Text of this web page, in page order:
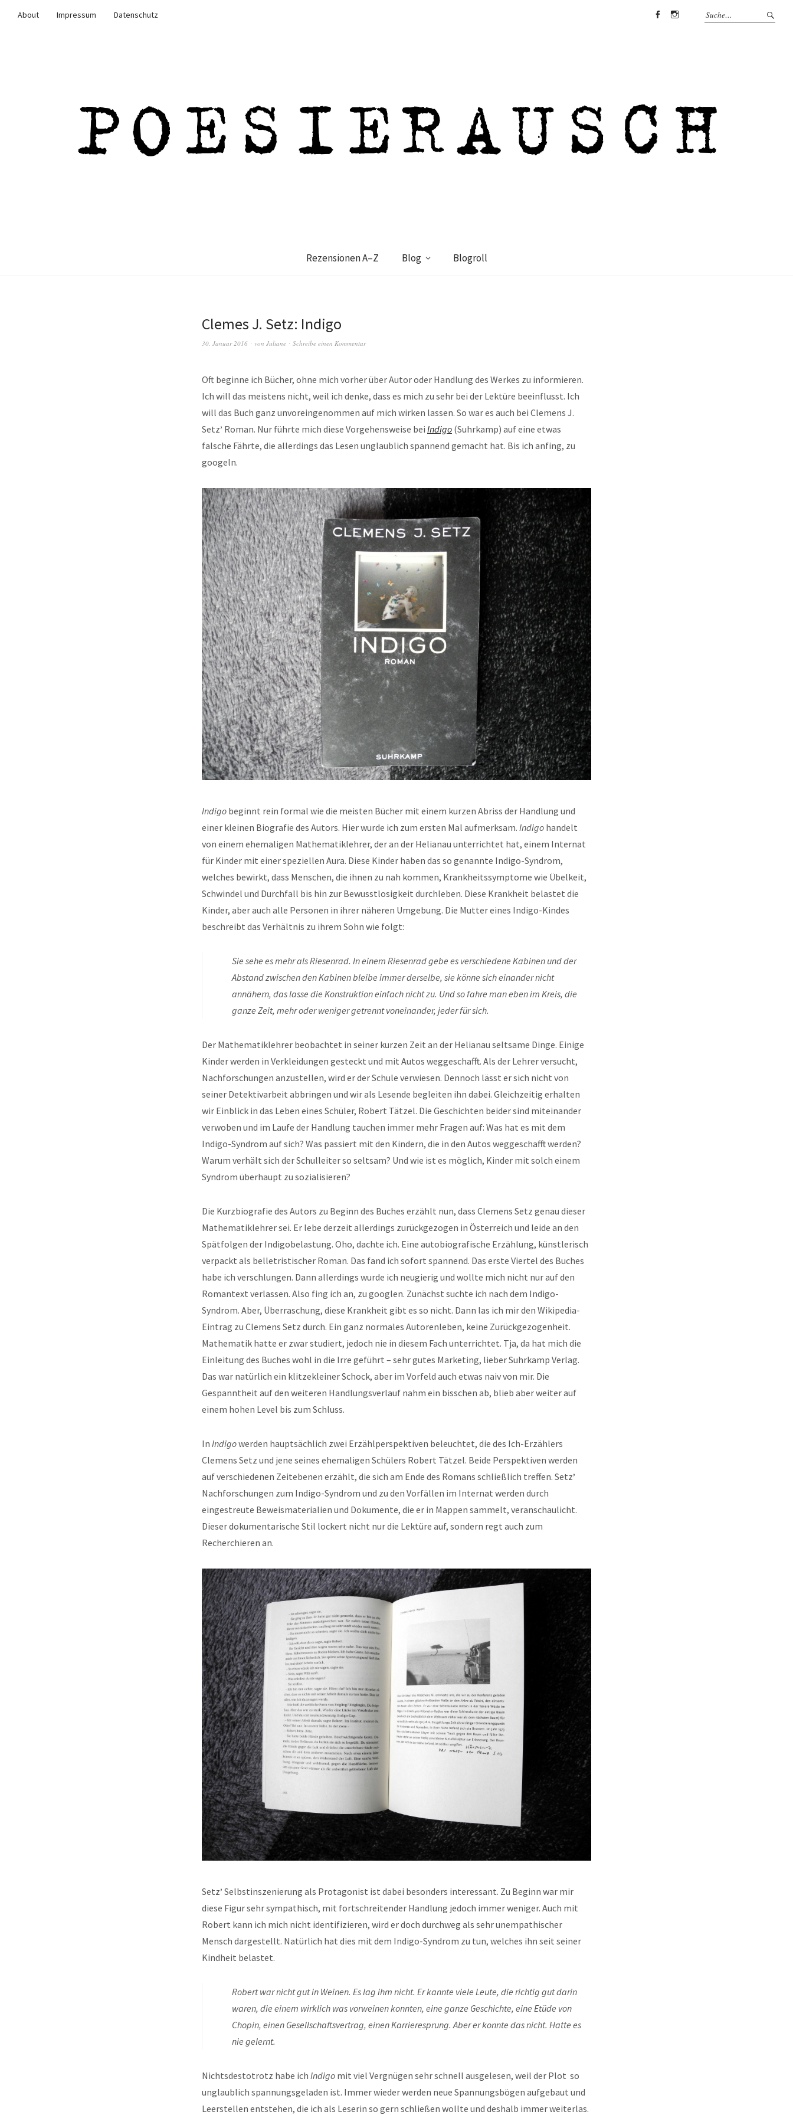
About Impressum
Datenschutz
Rezensionen A–Z Blog Blogroll
Clemes J. Setz: Indigo
30. Januar 2016 von Juliane Schreibe einen Kommentar
Oft beginne ich Bücher, ohne mich vorher über Autor oder Handlung des Werkes zu informieren.
Ich will das meistens nicht, weil ich denke, dass es mich zu sehr bei der Lektüre beeinflusst. Ich
will das Buch ganz unvoreingenommen auf mich wirken lassen. So war es auch bei Clemens J.
Setz’ Roman. Nur führte mich diese Vorgehensweise bei Indigo (Suhrkamp) auf eine etwas
falsche Fährte, die allerdings das Lesen unglaublich spannend gemacht hat. Bis ich anfing, zu
googeln.
Indigo beginnt rein formal wie die meisten Bücher mit einem kurzen Abriss der Handlung und
einer kleinen Biografie des Autors. Hier wurde ich zum ersten Mal aufmerksam. Indigo handelt
von einem ehemaligen Mathematiklehrer, der an der Helianau unterrichtet hat, einem Internat
für Kinder mit einer speziellen Aura. Diese Kinder haben das so genannte Indigo-Syndrom,
welches bewirkt, dass Menschen, die ihnen zu nah kommen, Krankheitssymptome wie Übelkeit,
Schwindel und Durchfall bis hin zur Bewusstlosigkeit durchleben. Diese Krankheit belastet die
Kinder, aber auch alle Personen in ihrer näheren Umgebung. Die Mutter eines Indigo-Kindes
beschreibt das Verhältnis zu ihrem Sohn wie folgt:
Sie sehe es mehr als Riesenrad. In einem Riesenrad gebe es verschiedene Kabinen und der
Abstand zwischen den Kabinen bleibe immer derselbe, sie könne sich einander nicht
annähern, das lasse die Konstruktion einfach nicht zu. Und so fahre man eben im Kreis, die
ganze Zeit, mehr oder weniger getrennt voneinander, jeder für sich.
Der Mathematiklehrer beobachtet in seiner kurzen Zeit an der Helianau seltsame Dinge. Einige
Kinder werden in Verkleidungen gesteckt und mit Autos weggeschafft. Als der Lehrer versucht,
Nachforschungen anzustellen, wird er der Schule verwiesen. Dennoch lässt er sich nicht von
seiner Detektivarbeit abbringen und wir als Lesende begleiten ihn dabei. Gleichzeitig erhalten
wir Einblick in das Leben eines Schüler, Robert Tätzel. Die Geschichten beider sind miteinander
verwoben und im Laufe der Handlung tauchen immer mehr Fragen auf: Was hat es mit dem
Indigo-Syndrom auf sich? Was passiert mit den Kindern, die in den Autos weggeschafft werden?
Warum verhält sich der Schulleiter so seltsam? Und wie ist es möglich, Kinder mit solch einem
Syndrom überhaupt zu sozialisieren?
Die Kurzbiografie des Autors zu Beginn des Buches erzählt nun, dass Clemens Setz genau dieser
Mathematiklehrer sei. Er lebe derzeit allerdings zurückgezogen in Österreich und leide an den
Spätfolgen der Indigobelastung. Oho, dachte ich. Eine autobiografische Erzählung, künstlerisch
verpackt als belletristischer Roman. Das fand ich sofort spannend. Das erste Viertel des Buches
habe ich verschlungen. Dann allerdings wurde ich neugierig und wollte mich nicht nur auf den
Romantext verlassen. Also fing ich an, zu googlen. Zunächst suchte ich nach dem Indigo-
Syndrom. Aber, Überraschung, diese Krankheit gibt es so nicht. Dann las ich mir den Wikipedia-
Eintrag zu Clemens Setz durch. Ein ganz normales Autorenleben, keine Zurückgezogenheit.
Mathematik hatte er zwar studiert, jedoch nie in diesem Fach unterrichtet. Tja, da hat mich die
Einleitung des Buches wohl in die Irre geführt – sehr gutes Marketing, lieber Suhrkamp Verlag.
Das war natürlich ein klitzekleiner Schock, aber im Vorfeld auch etwas naiv von mir. Die
Gespanntheit auf den weiteren Handlungsverlauf nahm ein bisschen ab, blieb aber weiter auf
einem hohen Level bis zum Schluss.
In Indigowerden hauptsächlich zwei Erzählperspektiven beleuchtet, die des Ich-Erzählers
Clemens Setz und jene seines ehemaligen Schülers Robert Tätzel. Beide Perspektiven werden
auf verschiedenen Zeitebenen erzählt, die sich am Ende des Romans schließlich treffen. Setz’
Nachforschungen zum Indigo-Syndrom und zu den Vorfällen im Internat werden durch
eingestreute Beweismaterialien und Dokumente, die er in Mappen sammelt, veranschaulicht.
Dieser dokumentarische Stil lockert nicht nur die Lektüre auf, sondern regt auch zum
Recherchieren an.
Setz’ Selbstinszenierung als Protagonist ist dabei besonders interessant. Zu Beginn war mir
diese Figur sehr sympathisch, mit fortschreitender Handlung jedoch immer weniger. Auch mit
Robert kann ich mich nicht identifizieren, wird er doch durchweg als sehr unempathischer
Mensch dargestellt. Natürlich hat dies mit dem Indigo-Syndrom zu tun, welches ihn seit seiner
Kindheit belastet.
Robert war nicht gut in Weinen. Es lag ihm nicht. Er kannte viele Leute, die richtig gut darin
waren, die einem wirklich was vorweinen konnten, eine ganze Geschichte, eine Etüde von
Chopin, einen Gesellschaftsvertrag, einen Karrieresprung. Aber er konnte das nicht. Hatte es
nie gelernt.
Nichtsdestotrotz habe ich Indigo mit viel Vergnügen sehr schnell ausgelesen, weil der Plot so
unglaublich spannungsgeladen ist. Immer wieder werden neue Spannungsbögen aufgebaut und
Leerstellen entstehen, die ich als Leserin so gern schließen wollte und deshalb immer weiterlas.